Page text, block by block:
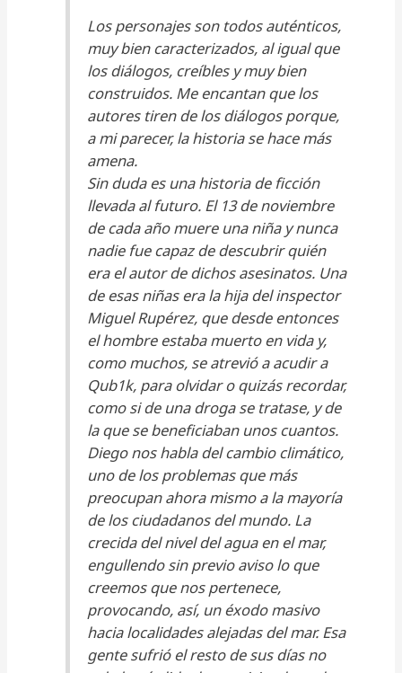
Los personajes son todos auténticos,
muy bien caracterizados, al igual que
los diálogos, creíbles y muy bien
construidos. Me encantan que los
autores tiren de los diálogos porque,
a mi parecer, la historia se hace más
amena.
Sin duda es una historia de ficción
llevada al futuro. El 13 de noviembre
de cada año muere una niña y nunca
nadie fue capaz de descubrir quién
era el autor de dichos asesinatos. Una
de esas niñas era la hija del inspector
Miguel Rupérez, que desde entonces
el hombre estaba muerto en vida y,
como muchos, se atrevió a acudir a
Qub1k, para olvidar o quizás recordar,
como si de una droga se tratase, y de
la que se beneficiaban unos cuantos.
Diego nos habla del cambio climático,
uno de los problemas que más
preocupan ahora mismo a la mayoría
de los ciudadanos del mundo. La
crecida del nivel del agua en el mar,
engullendo sin previo aviso lo que
creemos que nos pertenece,
provocando, así, un éxodo masivo
hacia localidades alejadas del mar. Esa
gente sufrió el resto de sus días no